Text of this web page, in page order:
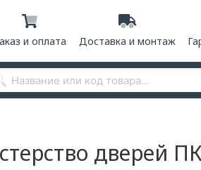
и оплата Доставка и монтаж
дверей